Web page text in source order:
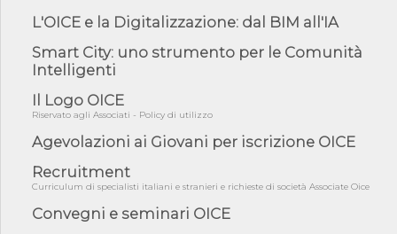
Professioni ...
di Reg...
05/08/26 - Lettera OICE per il bando della Giunta Regionale della
04/08/26 - DL PA: previste cancellazioni da elenchi professionisti
COP31, An...
04/08/26 - CdS, project financing: progetto di fattibilità da
impugnar...
L'OICE e la Digitalizzazione: dal BIM all'IA
Smart City: uno strumento per le Comunità
Intelligenti
Il Logo OICE
Riservato agli Associati - Policy di utilizzo
Agevolazioni ai Giovani per iscrizione OICE
Recruitment
Curriculum di specialisti italiani e stranieri e richieste di società Associate Oice
Convegni e seminari OICE